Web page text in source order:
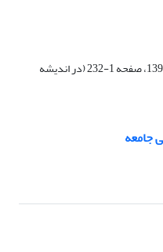
دوره 2، شماره 2، بهار 1397، صفحه 1-232 (در اندیشه
جامعه